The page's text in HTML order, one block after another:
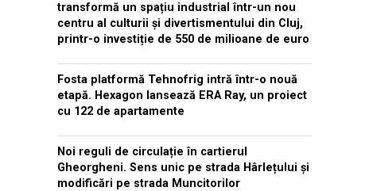
transformă un spațiu industrial într-un nou
centru al culturii și divertismentului din Cluj,
printr-o investiție de 550 de milioane de euro
Fosta platformă Tehnofrig intră într-o nouă
etapă. Hexagon lansează ERA Ray, un proiect
cu 122 de apartamente
Noi reguli de circulație în cartierul
Gheorgheni. Sens unic pe strada Hârlețului și
modificări pe strada Muncitorilor